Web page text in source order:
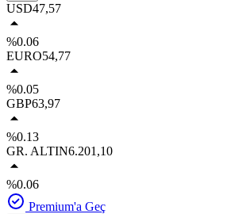
USD47,57
%0.06
EURO54,77
%0.05
GBP63,97
%0.13
GR. ALTIN6.201,10
%0.06
Premium'a Geç